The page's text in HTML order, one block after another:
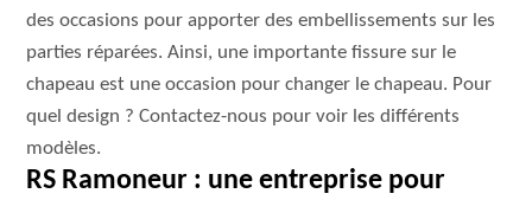
des occasions pour apporter des embellissements sur les
parties réparées. Ainsi, une importante fissure sur le
chapeau est une occasion pour changer le chapeau. Pour
quel design ? Contactez-nous pour voir les différents
modèles.
RS Ramoneur : une entreprise pour